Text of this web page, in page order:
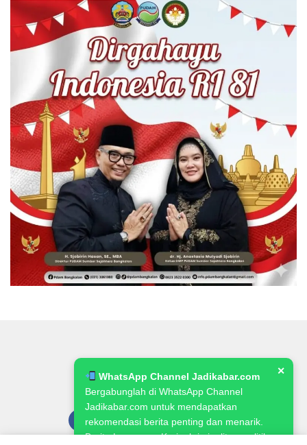
WhatsApp Channel Jadikabar.com
Bergabunglah di WhatsApp Channel
Jadikabar.com untuk mendapatkan
rekomendasi berita penting dan menarik.
Berita Lowongan Kerja, kriminalitas, politik,
✕